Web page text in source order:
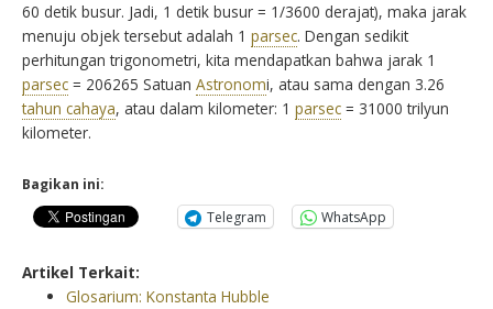
60 detik busur. Jadi, 1 detik busur = 1/3600 derajat), maka jarak
menuju objek tersebut adalah 1 parsec. Dengan sedikit
perhitungan trigonometri, kita mendapatkan bahwa jarak 1
parsec = 206265 Satuan Astronomi, atau sama dengan 3.26
tahun cahaya, atau dalam kilometer: 1 parsec = 31000 trilyun
kilometer.
Bagikan ini:
Telegram
WhatsApp
Artikel Terkait:
Glosarium: Konstanta Hubble